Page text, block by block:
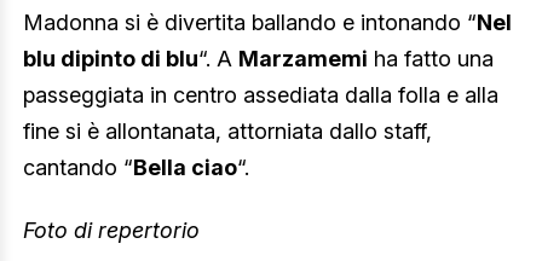
Madonna si è divertita ballando e intonando “Nel
blu dipinto di blu“. A Marzamemi ha fatto una
passeggiata in centro assediata dalla folla e alla
fine si è allontanata, attorniata dallo staff,
cantando “Bella ciao“.
Foto di repertorio